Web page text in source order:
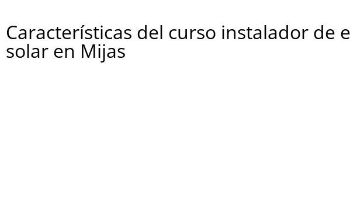
Características del curso instalador de
solar en Mijas